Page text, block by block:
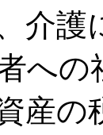
介護
へ
産